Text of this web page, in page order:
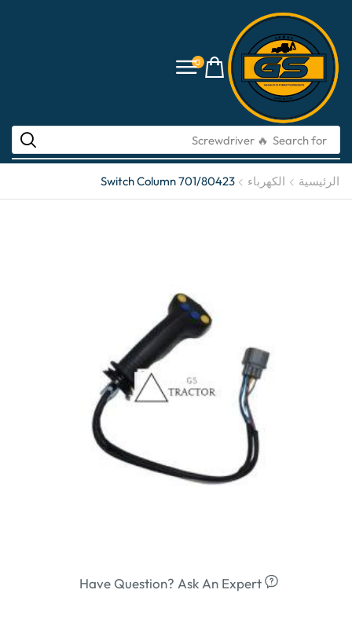
0
Search for
🔥 Screwdriver
الرئيسية الكهرباء Switch Column 701/80423
Have Question? Ask An Expert